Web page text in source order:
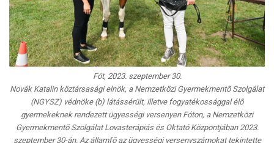
Fót, 2023. szeptember 30.
Novák Katalin köztársasági elnök, a Nemzetközi Gyermekmentõ Szolgálat
(NGYSZ) védnöke (b) látássérült, illetve fogyatékossággal élõ
gyermekeknek rendezett ügyességi versenyen Fóton, a Nemzetközi
Gyermekmentõ Szolgálat Lovasterápiás és Oktató Központjában 2023.
szeptember 30-án. Az államfõ az ügyességi versenyszámokat tekintette